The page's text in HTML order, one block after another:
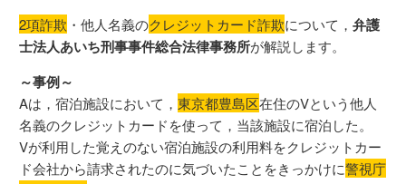
2項詐欺 ・他人名義のクレジットカード詐欺について，弁護
士法人あいち刑事事件総合法律事務所が解説します。
～事例～
Aは，宿泊施設において，東京都豊島区在住のVという他人
名義のクレジットカードを使って，当該施設に宿泊した。
Vが利用した覚えのない宿泊施設の利用料をクレジットカー
ド会社から請求されたのに気づいたことをきっかけに警視庁